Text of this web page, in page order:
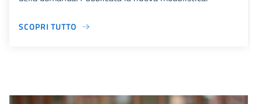
SCOPRI TUTTO